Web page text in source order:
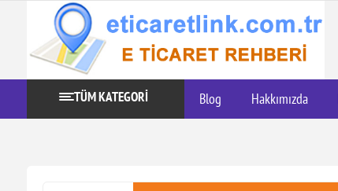
TÜM KATEGORİ Blog Hakkımızda